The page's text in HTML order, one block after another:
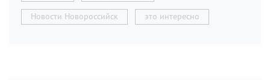
Новости Новороссийск это интересно